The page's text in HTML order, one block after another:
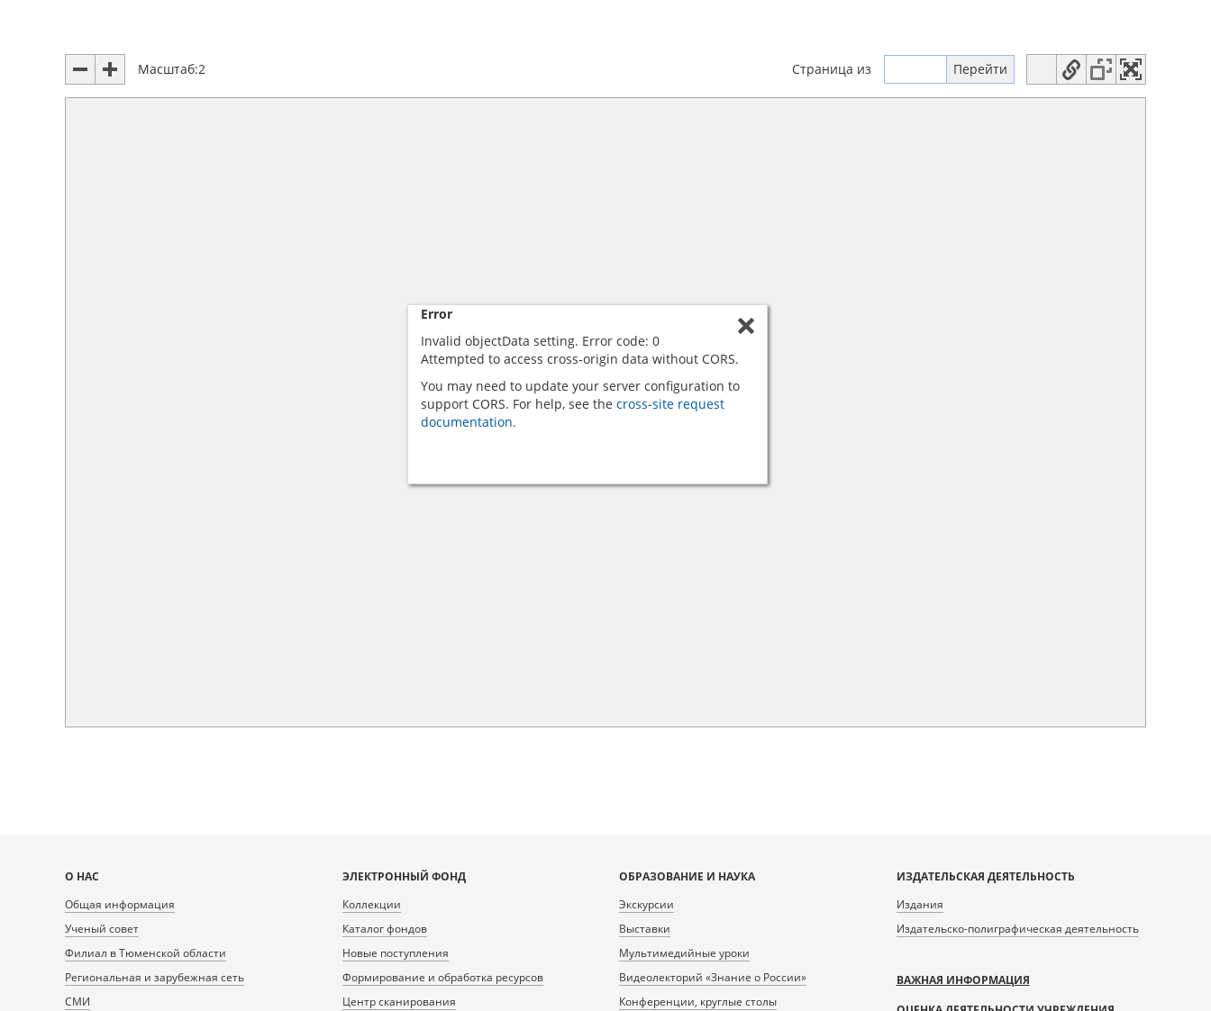
Масштаб:2 Страница из
Error
Invalid objectData setting. Error code: 0
Attempted to access cross-origin data without CORS.
You may need to update your server configuration to
support CORS. For help, see the cross-site request
documentation.
Карта
сайта
О НАС
Общая информация
Ученый совет
Филиал в Тюменской области
Региональная и зарубежная сеть
СМИ
ЭЛЕКТРОННЫЙ ФОНД
Коллекции
Каталог фондов
Новые поступления
Формирование и обработка ресурсов
Центр сканирования
ОБРАЗОВАНИЕ И НАУКА
Экскурсии
Выставки
Мультимедийные уроки
Видеолекторий «Знание о России»
Конференции, круглые столы
ИЗДАТЕЛЬСКАЯ ДЕЯТЕЛЬНОСТЬ
Издания
Издательско-полиграфическая деятельность
ВАЖНАЯ ИНФОРМАЦИЯ